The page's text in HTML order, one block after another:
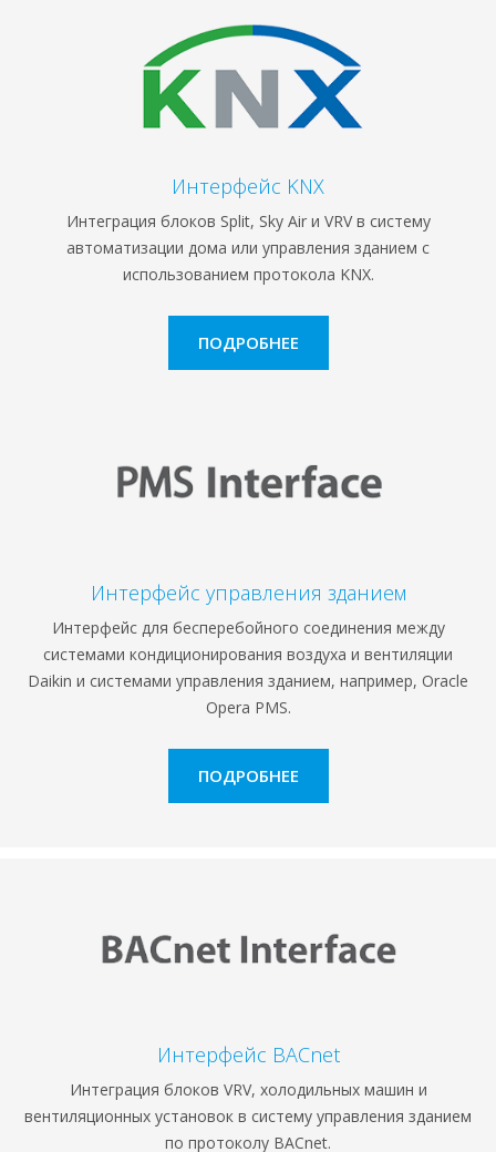
Интерфейс KNX
Интеграция блоков Split, Sky Air и VRV в систему
автоматизации дома или управления зданием с
использованием протокола KNX.
ПОДРОБНЕЕ
Интерфейс управления зданием
Интерфейс для бесперебойного соединения между
системами кондиционирования воздуха и вентиляции
Daikin и системами управления зданием, например, Oracle
Opera PMS.
ПОДРОБНЕЕ
Интерфейс BACnet
Интеграция блоков VRV, холодильных машин и
вентиляционных установок в систему управления зданием
по протоколу BACnet.